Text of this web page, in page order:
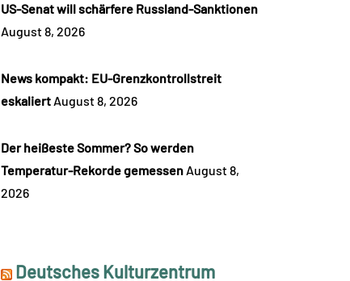
US-Senat will schärfere Russland-Sanktionen
August 8, 2026
News kompakt: EU-Grenzkontrollstreit
eskaliert August 8, 2026
Der heißeste Sommer? So werden
Temperatur-Rekorde gemessen August 8,
2026
Deutsches Kulturzentrum